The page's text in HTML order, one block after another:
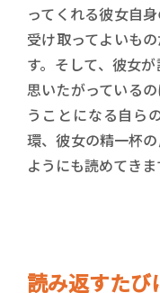
ってくれる彼女自
受け取ってよいも
す。そして、彼女
思いたがっている
うことになる自ら
環、彼女の精一杯
ようにも読めてきま
読み返すたび